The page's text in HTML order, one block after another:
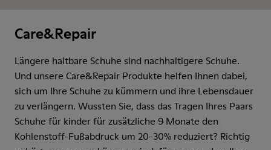
Care&Repair
Längere haltbare Schuhe sind nachhaltigere Schuhe.
Und unsere Care&Repair Produkte helfen Ihnen dabei,
sich um Ihre Schuhe zu kümmern und ihre Lebensdauer
zu verlängern. Wussten Sie, dass das Tragen Ihres Paars
Schuhe für kinder für zusätzliche 9 Monate den
Kohlenstoff-Fußabdruck um 20-30% reduziert? Richtig